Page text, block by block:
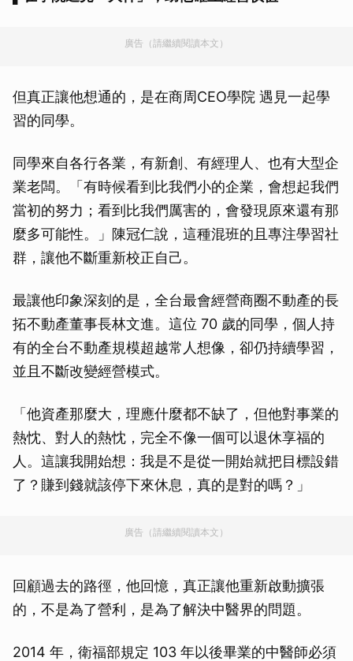
廣告（請繼續閱讀本文）
但真正讓他想通的，是在商周CEO學院 遇見一起學
習的同學。
同學來自各行各業，有新創、有經理人、也有大型企
業老闆。「有時候看到比我們小的企業，會想起我們
當初的努力；看到比我們厲害的，會發現原來還有那
麼多可能性。」陳冠仁說，這種混班的且專注學習社
群，讓他不斷重新校正自己。
最讓他印象深刻的是，全台最會經營商圈不動產的長
拓不動產董事長林文進。這位 70 歲的同學，個人持
有的全台不動產規模超越常人想像，卻仍持續學習，
並且不斷改變經營模式。
「他資產那麼大，理應什麼都不缺了，但他對事業的
熱忱、對人的熱忱，完全不像一個可以退休享福的
人。這讓我開始想：我是不是從一開始就把目標設錯
了？賺到錢就該停下來休息，真的是對的嗎？」
廣告（請繼續閱讀本文）
回顧過去的路徑，他回憶，真正讓他重新啟動擴張
的，不是為了營利，是為了解決中醫界的問題。
2014 年，衛福部規定 103 年以後畢業的中醫師必須